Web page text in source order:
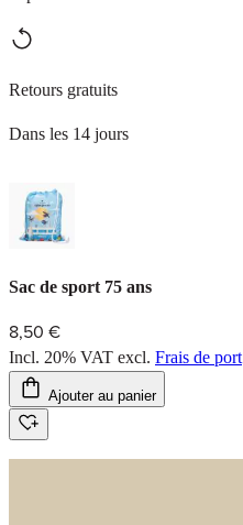
Retours gratuits
Dans les 14 jours
Sac de sport 75 ans
8,50 €
Incl. 20% VAT excl. Frais de port
Ajouter au panier